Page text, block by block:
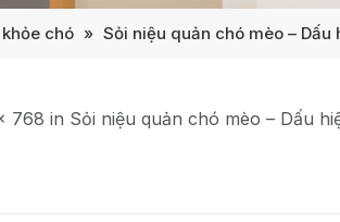
chó » Sỏi niệu quản chó mèo –
768 in Sỏi niệu quản chó mèo – Dấu